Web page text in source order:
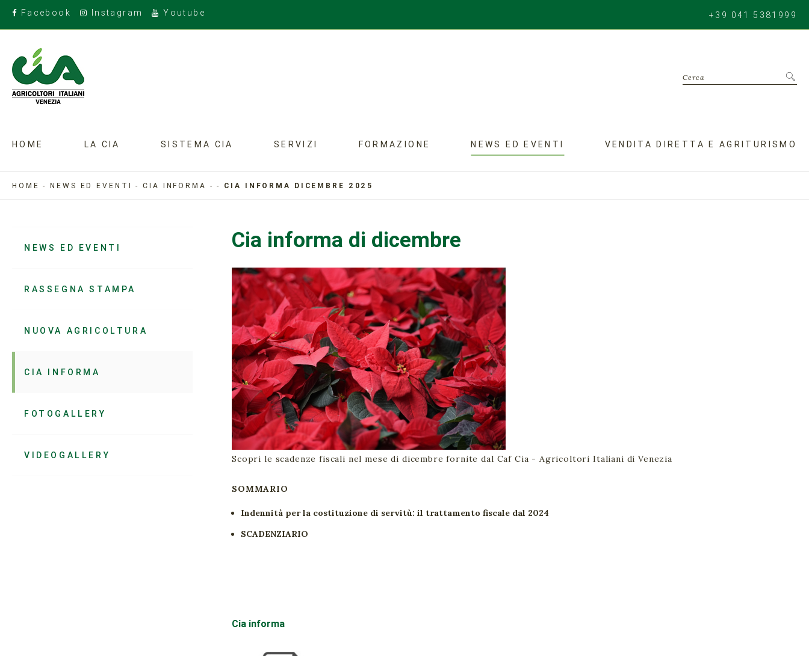
Facebook Instagram Youtube +39 041 5381999
Cerca
HOME LA CIA SISTEMA CIA SERVIZI FORMAZIONE NEWS ED EVENTI VENDITA DIRETTA E AGRITURISMO
HOME -NEWS ED EVENTI -CIA INFORMA -- CIA INFORMA DICEMBRE 2025
NEWS ED EVENTI
RASSEGNA STAMPA
NUOVA AGRICOLTURA
CIA INFORMA
FOTOGALLERY
VIDEOGALLERY
Cia informa di dicembre
Scopri le scadenze fiscali nel mese di dicembre fornite dal Caf Cia - Agricoltori Italiani di Venezia
SOMMARIO
Indennità per la costituzione di servitù: il trattamento fiscale dal 2024
SCADENZIARIO
Cia informa